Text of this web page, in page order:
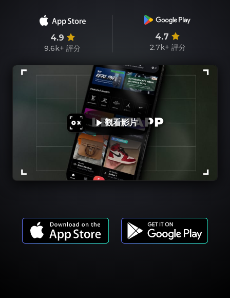
4.9
9.6k+ 評分
4.7
2.7k+ 評分
觀看影片